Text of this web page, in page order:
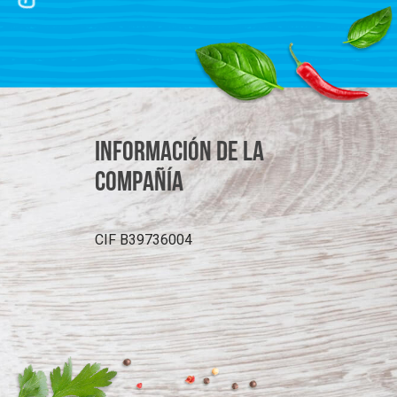
Información de la
compañía
CIF B39736004